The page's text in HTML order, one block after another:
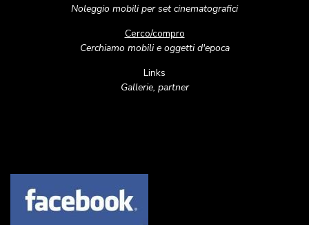
Noleggio mobili per set cinematografici
Cerco/compro
Cerchiamo mobili e oggetti d'epoca
Links
Gallerie, partner